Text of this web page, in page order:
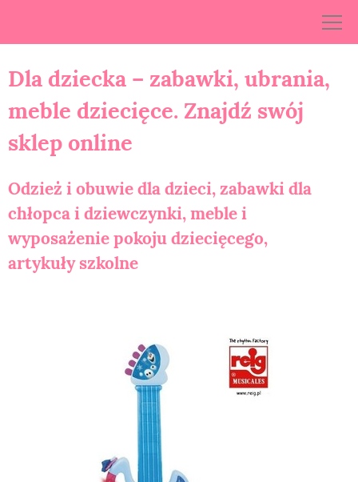
Dla dziecka – zabawki, ubrania,
meble dziecięce. Znajdź swój
sklep online
Odzież i obuwie dla dzieci, zabawki dla
chłopca i dziewczynki, meble i
wyposażenie pokoju dziecięcego,
artykuły szkolne